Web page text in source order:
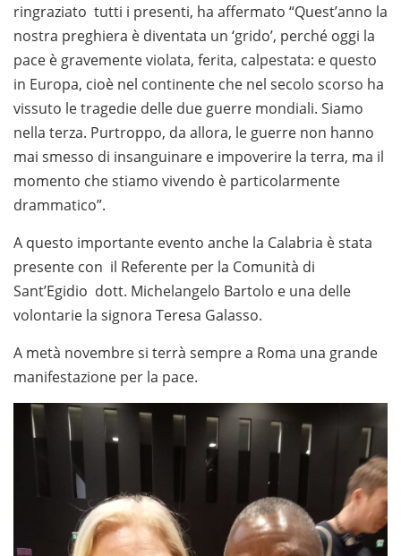
ringraziato tutti i presenti, ha affermato “Quest’anno la
nostra preghiera è diventata un ‘grido’, perché oggi la
pace è gravemente violata, ferita, calpestata: e questo
in Europa, cioè nel continente che nel secolo scorso ha
vissuto le tragedie delle due guerre mondiali. Siamo
nella terza. Purtroppo, da allora, le guerre non hanno
mai smesso di insanguinare e impoverire la terra, ma il
momento che stiamo vivendo è particolarmente
drammatico”.
A questo importante evento anche la Calabria è stata
presente con il Referente per la Comunità di
Sant’Egidio dott. Michelangelo Bartolo e una delle
volontarie la signora Teresa Galasso.
A metà novembre si terrà sempre a Roma una grande
manifestazione per la pace.